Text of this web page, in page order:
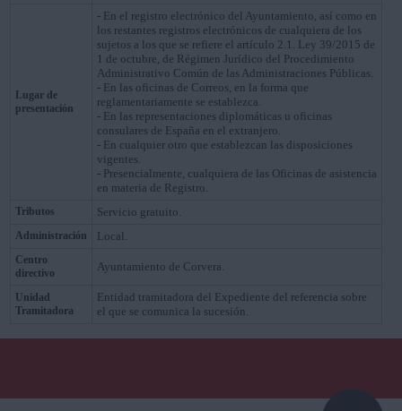
Lugar de
presentación
- En el registro electrónico del Ayuntamiento, así como en
los restantes registros electrónicos de cualquiera de los
sujetos a los que se refiere el artículo 2.1. Ley 39/2015 de
1 de octubre, de Régimen Jurídico del Procedimiento
Administrativo Común de las Administraciones Públicas.
- En las oficinas de Correos, en la forma que
reglamentariamente se establezca.
- En las representaciones diplomáticas u oficinas
consulares de España en el extranjero.
- En cualquier otro que establezcan las disposiciones
vigentes.
- Presencialmente, cualquiera de las Oficinas de asistencia
en materia de Registro.
Tributos Servicio gratuito.
Administración Local.
Centro
directivo
Ayuntamiento de Corvera.
Unidad
Tramitadora
Entidad tramitadora del Expediente del referencia sobre
el que se comunica la sucesión.